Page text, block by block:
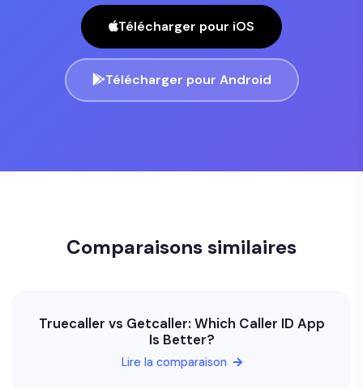
Télécharger pour iOS
Télécharger pour Android
Comparaisons similaires
Truecaller vs Getcaller: Which Caller ID App
Is Better?
Lire la comparaison